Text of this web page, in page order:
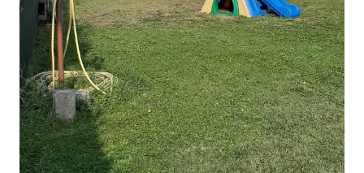
Seguici
su